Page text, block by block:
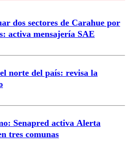
dos sectores de Carahue por
activa mensajería SAE
norte del país: revisa la
Senapred activa Alerta
tres comunas